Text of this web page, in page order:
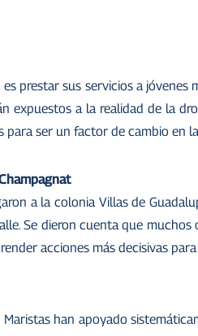
prestar sus servicios a
expuestos a la realidad de la
para ser un factor de cambio en
a la colonia Villas de
Se dieron cuenta que
acciones más decisivas
han apoyado